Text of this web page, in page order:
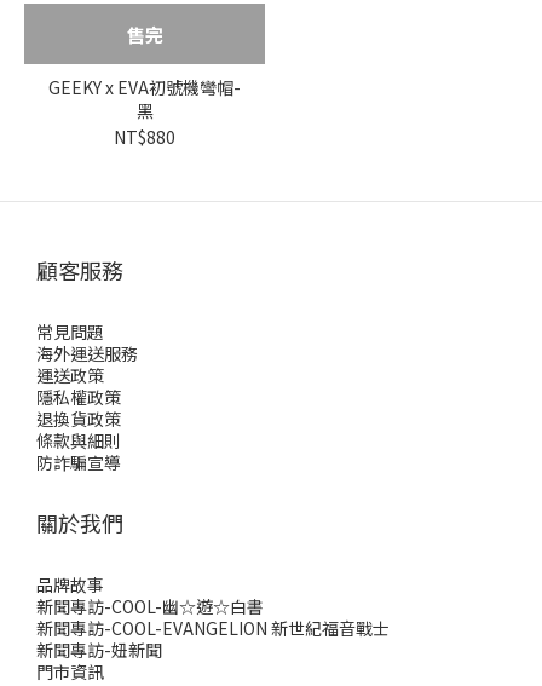
售完
GEEKY x EVA初號機彎帽-
黑
NT$880
顧客服務
常見問題
海外運送服務
運送政策
隱私權政策
退換貨政策
條款與細則
防詐騙宣導
關於我們
品牌故事
新聞專訪-COOL-幽☆遊☆白書
新聞專訪-COOL-EVANGELION 新世紀福音戰士
新聞專訪-妞新聞
門市資訊